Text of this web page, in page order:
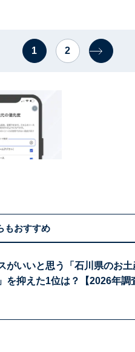
1 2
もおすすめ
がいいと思う「石川県のお
を抑えた1位は？【2026年調